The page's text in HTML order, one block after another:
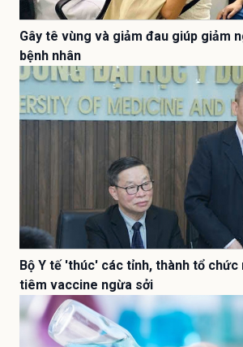
Gây tê vùng và giảm đau giúp giảm
bệnh nhân
Bộ Y tế 'thúc' các tỉnh, thành tổ chức
tiêm vaccine ngừa sởi